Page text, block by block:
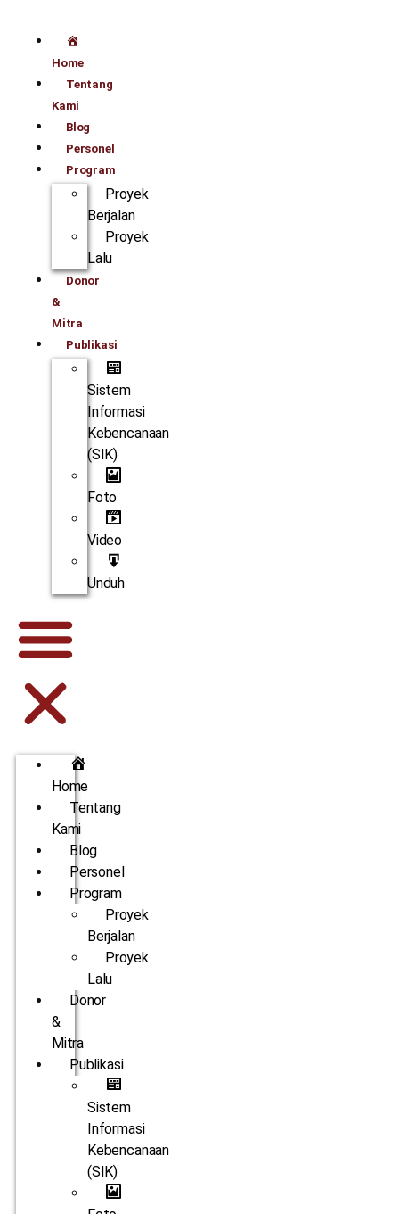
Home
Tentang
Kami
Blog
Personel
Program
Proyek
Berjalan
Proyek
Lalu
Donor
&
Mitra
Publikasi
Sistem
Informasi
Kebencanaan
(SIK)
Foto
Video
Unduh
Home
Tentang
Kami
Blog
Personel
Program
Proyek
Berjalan
Proyek
Lalu
Donor
&
Mitra
Publikasi
Sistem
Informasi
Kebencanaan
(SIK)